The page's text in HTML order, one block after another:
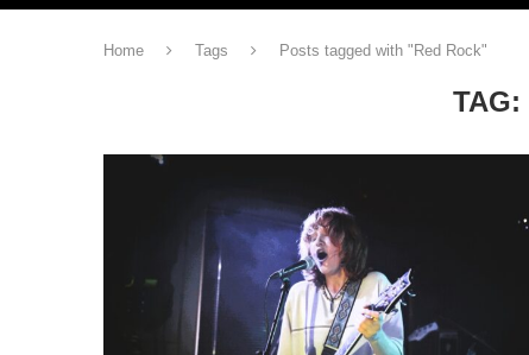
Home Tags Posts tagged with "Red Rock"
TAG: